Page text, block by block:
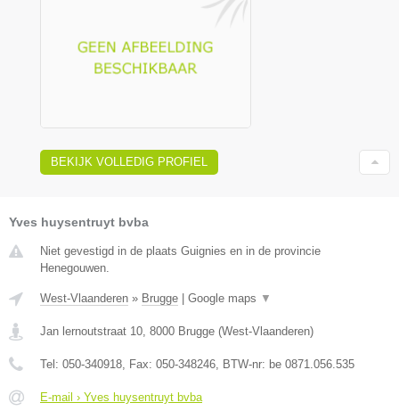
BEKIJK VOLLEDIG PROFIEL
Yves huysentruyt bvba
Niet gevestigd in de plaats Guignies en in de provincie
Henegouwen.
West-Vlaanderen » Brugge | Google maps ▼
Jan lernoutstraat 10 8000 Brugge (West-Vlaanderen)
Tel: 050-340918 , Fax: 050-348246 , BTW-nr: be 0871.056.535
E-mail › Yves huysentruyt bvba